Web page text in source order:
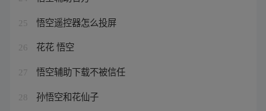
25 悟空遥控器怎么投屏
26 花花 悟空
27 悟空辅助下载不被信任
28 孙悟空和花仙子